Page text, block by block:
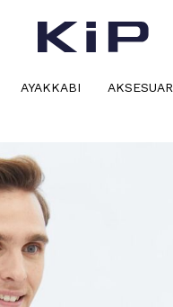
AYAKKABI AKSESUAR